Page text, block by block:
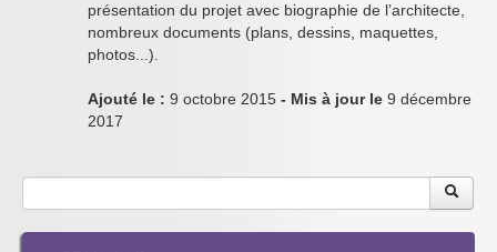
présentation du projet avec biographie de l’architecte,
nombreux documents (plans, dessins, maquettes,
photos...).
Ajouté le : 9 octobre 2015 - Mis à jour le 9 décembre
2017